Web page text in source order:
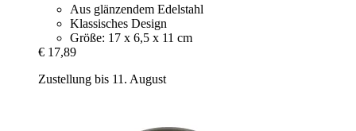
Aus glänzendem Edelstahl
Klassisches Design
Größe: 17 x 6,5 x 11 cm
€ 17,89
Zustellung bis 11. August